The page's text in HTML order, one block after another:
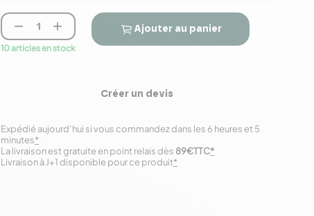
 
10 articles en stock
Ajouter au panier
Créer un devis
Expédié aujourd’hui si vous commandez dans les 6 heures et 5
minutes*
Livraison à J+1 disponible pour ce produit*
La livraison est gratuite en point relais dès 89€TTC*